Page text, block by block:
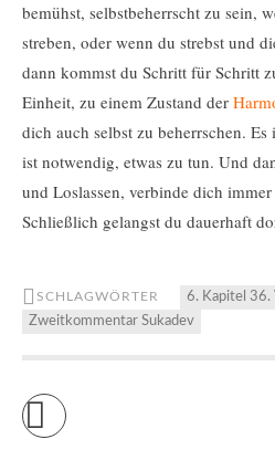
bemühst, selbstbeherrscht zu sein,
streben, oder wenn du strebst und
dann kommst du Schritt für Schritt
Einheit, zu einem Zustand der
dich auch selbst zu beherrschen.
ist notwendig, etwas zu tun. Und
und Loslassen, verbinde dich
Schließlich gelangst du dauerhaft
SCHLAGWÖRTER
6. Kapitel 36.
Zweitkommentar Sukadev